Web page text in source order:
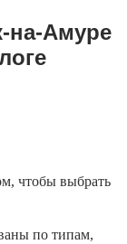
на-Амуре
чтобы выбрать
по типам,